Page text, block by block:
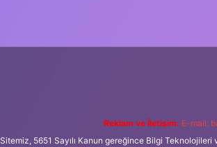
Reklam ve İletişim: E-mail:
Sitemiz, 5651 Sayılı Kanun gereğince Bilgi